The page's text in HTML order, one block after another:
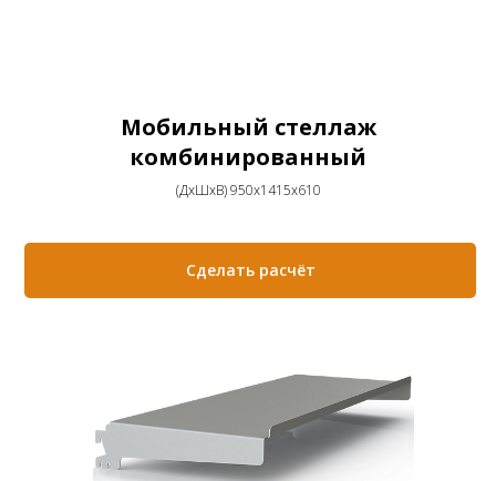
Мобильный стеллаж
комбинированный
(ДхШхВ) 950х1415х610
Сделать расчёт